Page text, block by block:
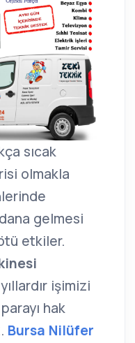
sıcak
olmakla
gelmesi
etkiler.
işimizi
hak
Bursa Nilüfer